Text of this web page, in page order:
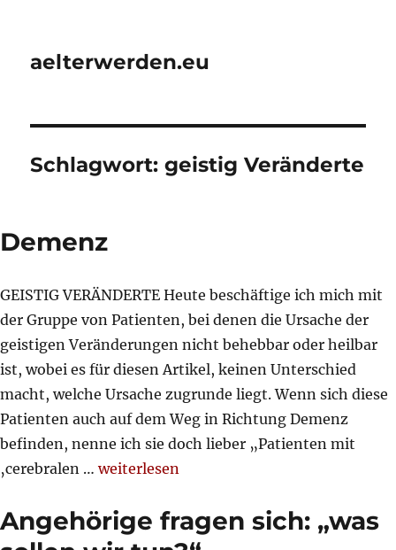
aelterwerden.eu
Schlagwort:geistig Veränderte
Demenz
GEISTIG VERÄNDERTE Heute beschäftige ich mich mit
der Gruppe von Patienten, bei denen die Ursache der
geistigen Veränderungen nicht behebbar oder heilbar
ist, wobei es für diesen Artikel, keinen Unterschied
macht, welche Ursache zugrunde liegt. Wenn sich diese
Patienten auch auf dem Weg in Richtung Demenz
befinden, nenne ich sie doch lieber „Patienten mit
‚cerebralen …„Demenz“
weiterlesen
Angehörige fragen sich: „was